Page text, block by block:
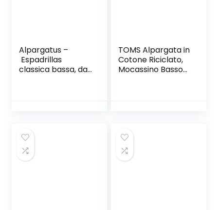
Alpargatus –
Espadrillas
classica bassa, da
TOMS Alpargata in
Cotone Riciclato,
Mocassino Basso